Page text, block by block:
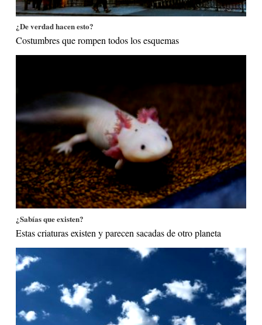
¿De verdad hacen esto?
Costumbres que rompen todos los esquemas
¿Sabías que existen?
Estas criaturas existen y parecen sacadas de otro planeta